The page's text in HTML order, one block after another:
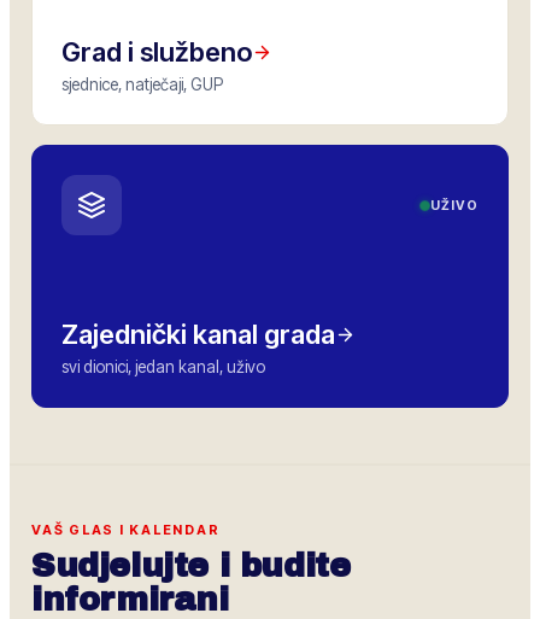
Grad i službeno
sjednice, natječaji, GUP
UŽIVO
Zajednički kanal grada
svi dionici, jedan kanal, uživo
VAŠ GLAS I KALENDAR
Sudjelujte i budite
informirani